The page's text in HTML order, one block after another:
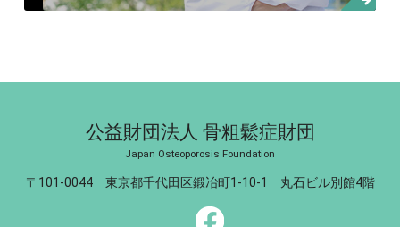
公益財団法人 骨粗鬆症財団
Japan Osteoporosis Foundation
〒101-0044 東京都千代田区鍛冶町1-10-1 丸石ビル別館4階